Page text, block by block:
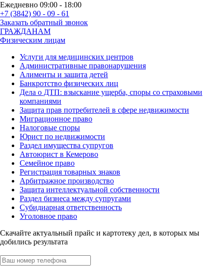
Ежедневно 09:00 - 18:00
+7 (3842) 90 - 09 - 61
Заказать обратный звонок
ГРАЖДАНАМ
Физическим лицам
Услуги для медицинских центров
Административные правонарушения
Алименты и защита детей
Банкротство физических лиц
Дела о ДТП: взыскание ущерба, споры со страховыми
компаниями
Защита прав потребителей в сфере недвижимости
Миграционное право
Налоговые споры
Юрист по недвижимости
Раздел имущества супругов
Автоюрист в Кемерово
Семейное право
Регистрация товарных знаков
Арбитражное производство
Защита интеллектуальной собственности
Раздел бизнеса между супругами
Субидиарная ответственность
Уголовное право
Скачайте актуальный прайс и картотеку дел, в которых мы
добились результата